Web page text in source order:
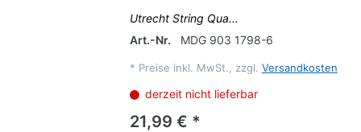
Utrecht String Qua...
Art.-Nr.
MDG 903 1798-6
* Preise inkl. MwSt., zzgl. Versandkosten
derzeit nicht lieferbar
21,99 € *